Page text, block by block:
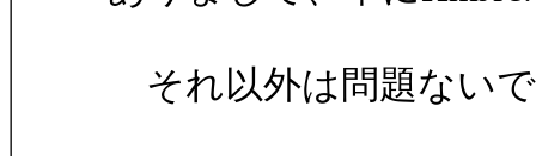
それ以外は問題ない